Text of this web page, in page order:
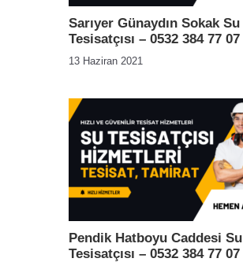
Sarıyer Günaydın Sokak Su
Tesisatçısı – 0532 384 77 07
13 Haziran 2021
Pendik Hatboyu Caddesi Su
Tesisatçısı – 0532 384 77 07